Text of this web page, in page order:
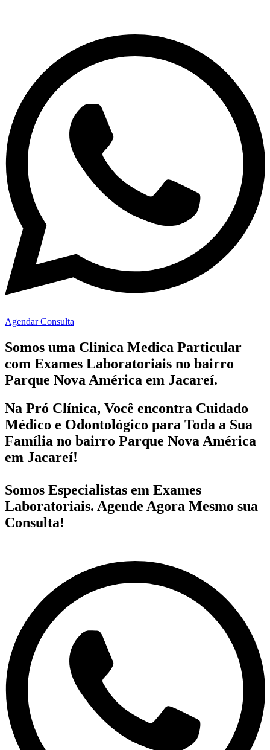
Agendar Consulta
Somos uma Clinica Medica Particular
com Exames Laboratoriais no bairro
Parque Nova América em Jacareí.
Na Pró Clínica, Você encontra Cuidado
Médico e Odontológico para Toda a Sua
Família no bairro Parque Nova América
em Jacareí!
Somos Especialistas em Exames
Laboratoriais. Agende Agora Mesmo sua
Consulta!